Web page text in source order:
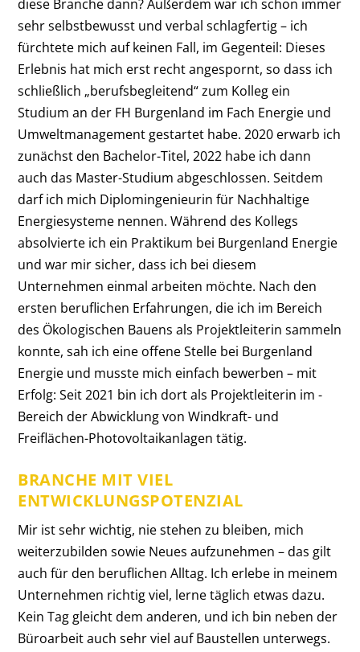
diese Branche dann? Außerdem war ich schon immer
sehr selbstbewusst und verbal schlagfertig – ich
fürchtete mich auf keinen Fall, im Gegenteil: Dieses
Erlebnis hat mich erst recht angespornt, so dass ich
schließlich „berufsbegleitend“ zum Kolleg ein
Studium an der FH Burgenland im Fach Energie und
Umweltmanagement gestartet habe. 2020 erwarb ich
zunächst den Bachelor-Titel, 2022 habe ich dann
auch das Master-Studium abgeschlossen. Seitdem
darf ich mich Diplom­ingenieurin für Nachhaltige
Energie­systeme nennen. Während des Kollegs
absolvierte ich ein Praktikum bei Burgenland Energie
und war mir sicher, dass ich bei diesem
Unternehmen einmal arbeiten möchte. Nach den
ersten beruflichen Erfahrungen, die ich im Bereich
des Ökologischen Bauens als Projektleiterin sammeln
konnte, sah ich eine offene Stelle bei Burgenland
Energie und musste mich einfach bewerben – mit
Erfolg: Seit 2021 bin ich dort als Projektleiterin im ­
Bereich der Abwicklung von Windkraft- und
Freiflächen-Photovoltaikanlagen tätig.
BRANCHE MIT VIEL
ENTWICKLUNGSPOTENZIAL
Mir ist sehr wichtig, nie stehen zu bleiben, mich
weiterzubilden sowie Neues aufzunehmen – das gilt
auch für den beruflichen Alltag. Ich erlebe in meinem
Unternehmen richtig viel, lerne täglich etwas dazu.
Kein Tag gleicht dem anderen, und ich bin neben der
Büroarbeit auch sehr viel auf Baustellen unterwegs.